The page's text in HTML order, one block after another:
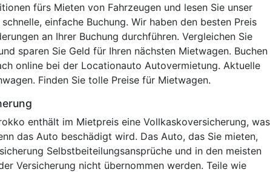
fürs Mieten von Fahrzeugen und lesen Sie unser
einfache Buchung. Wir haben den besten Preis
an Ihrer Buchung durchführen. Vergleichen Sie
sparen Sie Geld für Ihren nächsten Mietwagen. Buchen
online bei der Locationauto Autovermietung. Aktuelle
Finden Sie tolle Preise für Mietwagen.
enthält im Mietpreis eine Vollkaskoversicherung, was
das Auto beschädigt wird. Das Auto, das Sie mieten,
Selbstbeiteilungsansprüche und in den meisten
Versicherung nicht übernommen werden. Teile wie